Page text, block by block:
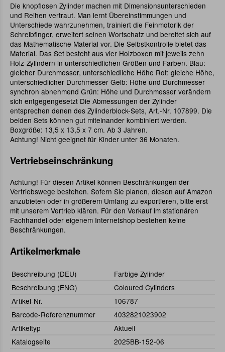
Die knopflosen Zylinder machen mit Dimensionsunterschieden
und Reihen vertraut. Man lernt Übereinstimmungen und
Unterschiede wahrzunehmen, trainiert die Feinmotorik der
Schreibfinger, erweitert seinen Wortschatz und bereitet sich auf
das Mathematische Material vor. Die Selbstkontrolle bietet das
Material. Das Set besteht aus vier Holzboxen mit jeweils zehn
Holz-Zylindern in unterschiedlichen Größen und Farben. Blau:
gleicher Durchmesser, unterschiedliche Höhe Rot: gleiche Höhe,
unterschiedlicher Durchmesser Gelb: Höhe und Durchmesser
synchron abnehmend Grün: Höhe und Durchmesser verändern
sich entgegengesetzt Die Abmessungen der Zylinder
entsprechen denen des Zylinderblock-Sets, Art.-Nr. 107899. Die
beiden Sets können gut miteinander kombiniert werden.
Boxgröße: 13,5 x 13,5 x 7 cm. Ab 3 Jahren.
Achtung! Nicht geeignet für Kinder unter 36 Monaten.
Vertriebseinschränkung
Achtung! Für diesen Artikel können Beschränkungen der
Vertriebswege bestehen. Sofern Sie planen, diesen auf Amazon
anzubieten oder in größerem Umfang zu exportieren, bitte erst
mit unserem Vertrieb klären. Für den Verkauf im stationären
Fachhandel oder eigenem Internetshop bestehen keine
Beschränkungen.
Artikelmerkmale
Beschreibung (DEU)
Farbige Zylinder
Beschreibung (ENG)
Coloured Cylinders
Artikel-Nr.
106787
Barcode-Referenznummer
4032821023902
Artikeltyp
Aktuell
Katalogseite
2025BB-152-06